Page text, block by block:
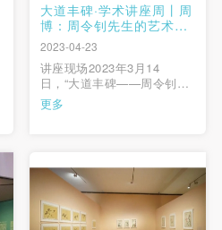
大道丰碑·学术讲座周丨周
博：周令钊先生的艺术与
设计之路
2023-04-23
讲座现场2023年3月14
日，“大道丰碑——周令钊、
钟涵、邓澍、侯一民、詹建
俊、李化吉先生系列学术活
贡献的六位先生。当晚，“大
道丰碑·学术讲座周”在中央美
术学院美术馆同期举行， …
更多登录